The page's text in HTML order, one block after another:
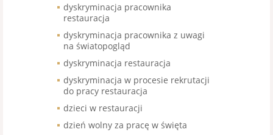
dyskryminacja pracownika
restauracja
dyskryminacja pracownika z uwagi
na światopogląd
dyskryminacja restauracja
dyskryminacja w procesie rekrutacji
do pracy restauracja
dzieci w restauracji
dzień wolny za pracę w święta